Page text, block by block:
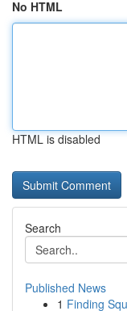
No HTML
HTML is disabled
Search
Published News
1 Finding